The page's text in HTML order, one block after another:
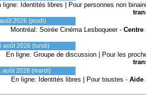
ligne: Identités libres | Pour personnes non
2026 (jeudi)
Montréal: Soirée Cinéma Lesboqueer - Centre
août 2026 (lundi)
En ligne: Groupe de discussion | Pour les
août 2026 (mardi)
En ligne: Identités libres | Pour toustes - Aide